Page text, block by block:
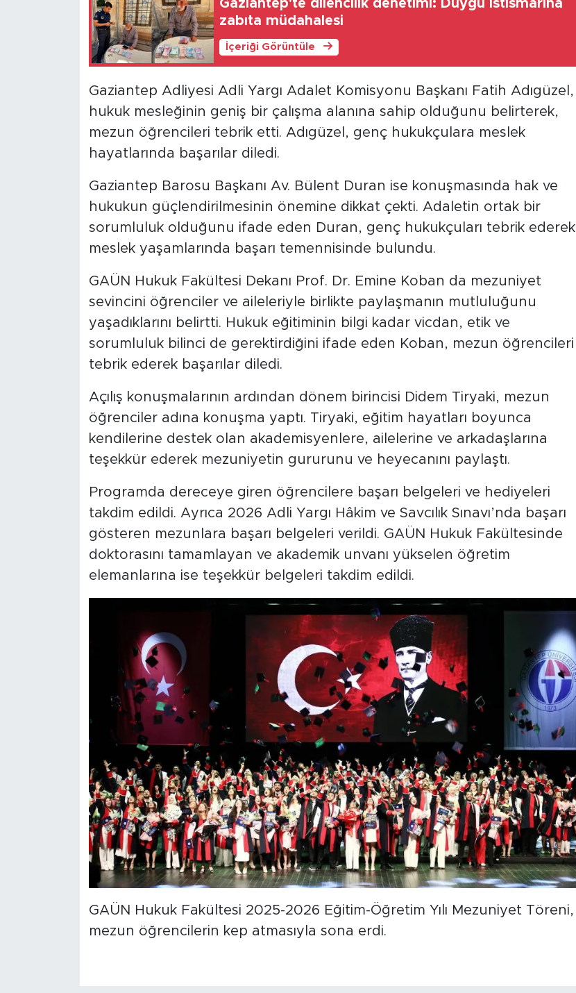
Gaziantep'te dilencilik denetimi: Duygu istismarına
zabıta müdahalesi
İçeriği Görüntüle
Gaziantep Adliyesi Adli Yargı Adalet Komisyonu Başkanı Fatih Adıgüzel,
hukuk mesleğinin geniş bir çalışma alanına sahip olduğunu belirterek,
mezun öğrencileri tebrik etti. Adıgüzel, genç hukukçulara meslek
hayatlarında başarılar diledi.
Gaziantep Barosu Başkanı Av. Bülent Duran ise konuşmasında hak ve
hukukun güçlendirilmesinin önemine dikkat çekti. Adaletin ortak bir
sorumluluk olduğunu ifade eden Duran, genç hukukçuları tebrik ederek
meslek yaşamlarında başarı temennisinde bulundu.
GAÜN Hukuk Fakültesi Dekanı Prof. Dr. Emine Koban da mezuniyet
sevincini öğrenciler ve aileleriyle birlikte paylaşmanın mutluluğunu
yaşadıklarını belirtti. Hukuk eğitiminin bilgi kadar vicdan, etik ve
sorumluluk bilinci de gerektirdiğini ifade eden Koban, mezun öğrencileri
tebrik ederek başarılar diledi.
Açılış konuşmalarının ardından dönem birincisi Didem Tiryaki, mezun
öğrenciler adına konuşma yaptı. Tiryaki, eğitim hayatları boyunca
kendilerine destek olan akademisyenlere, ailelerine ve arkadaşlarına
teşekkür ederek mezuniyetin gururunu ve heyecanını paylaştı.
Programda dereceye giren öğrencilere başarı belgeleri ve hediyeleri
takdim edildi. Ayrıca 2026 Adli Yargı Hâkim ve Savcılık Sınavı’nda başarı
gösteren mezunlara başarı belgeleri verildi. GAÜN Hukuk Fakültesinde
doktorasını tamamlayan ve akademik unvanı yükselen öğretim
elemanlarına ise teşekkür belgeleri takdim edildi.
GAÜN Hukuk Fakültesi 2025-2026 Eğitim-Öğretim Yılı Mezuniyet Töreni,
mezun öğrencilerin kep atmasıyla sona erdi.